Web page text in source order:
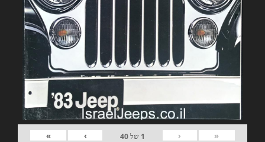
«
‹
1 של40
›
»